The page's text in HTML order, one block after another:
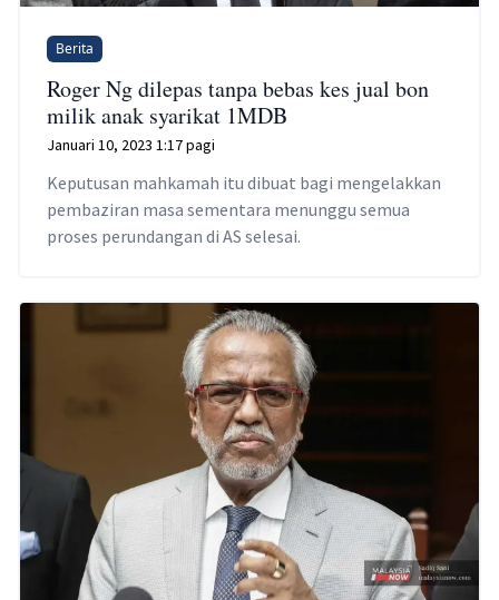
Berita
Roger Ng dilepas tanpa bebas kes jual bon
milik anak syarikat 1MDB
Januari 10, 2023 1:17 pagi
Keputusan mahkamah itu dibuat bagi mengelakkan
pembaziran masa sementara menunggu semua
proses perundangan di AS selesai.